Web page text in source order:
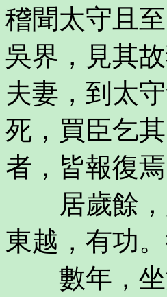
稽聞太守且
吳界，見其
夫妻，到太
死，買臣乞
者，皆報復焉
居歲餘，
東越，有功
數年，坐